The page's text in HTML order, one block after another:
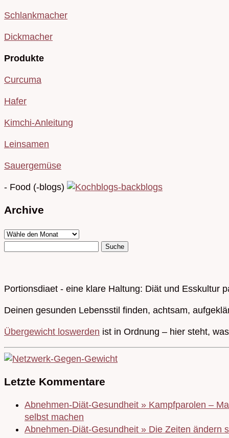
Schlankmacher
Dickmacher
Produkte
Curcuma
Hafer
Kimchi-Anleitung
Leinsamen
Sauergemüse
- Food (-blogs)
Archive
Portionsdiaet - eine klare Haltung: Diät und Esskultur
Deinen gesunden Lebensstil finden, achtsam,
Übergewicht loswerden ist in Ordnung – hier steht,
Letzte Kommentare
Abnehmen-Diät-Gesundheit » Kampfparolen –
selbst machen
Abnehmen-Diät-Gesundheit » Die Zeiten ändern